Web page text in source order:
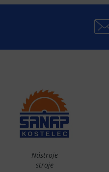
Nástroje
stroje